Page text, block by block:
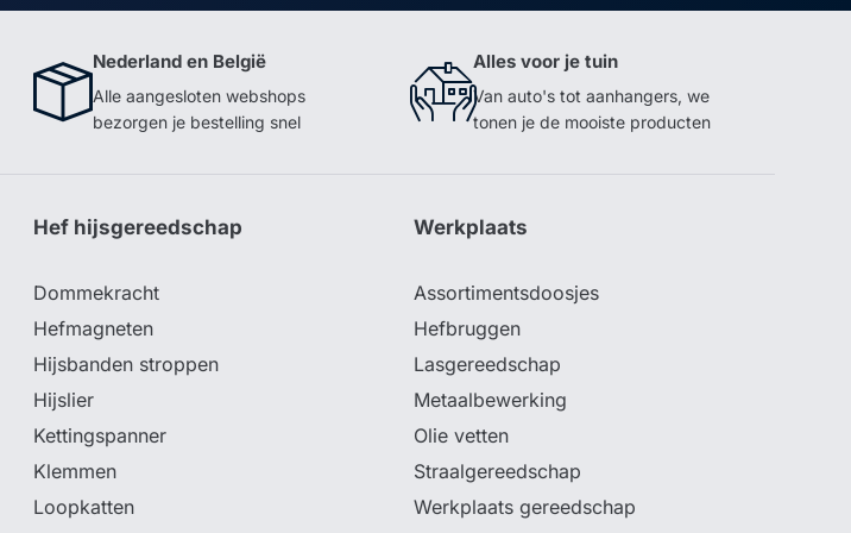
Nederland en België
Alle aangesloten webshops
bezorgen je bestelling snel
Alles voor je tuin
Van auto's tot aanhangers, we
tonen je de mooiste producten
Hef hijsgereedschap
Dommekracht
Hefmagneten
Hijsbanden stroppen
Hijslier
Kettingspanner
Klemmen
Loopkatten
Werkplaats
Assortimentsdoosjes
Hefbruggen
Lasgereedschap
Metaalbewerking
Olie vetten
Straalgereedschap
Werkplaats gereedschap